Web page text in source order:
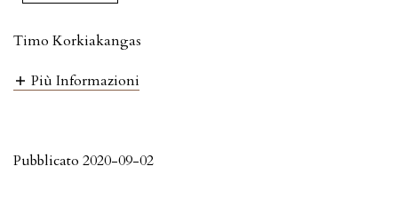
Timo Korkiakangas
Più Informazioni
Pubblicato 2020-09-02